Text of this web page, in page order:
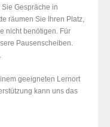
Gespräche in
räumen Sie Ihren Platz,
nicht benötigen. Für
Pausenscheiben.
geeigneten Lernort
kann uns das